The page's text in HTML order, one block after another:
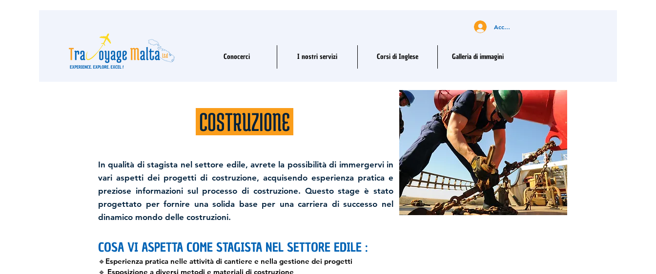
Accedi
Conocerci I nostri servizi Corsi di Inglese Galleria di immagini
COSTRUZIONE
In qualità di stagista nel settore edile, avrete la possibilità di immergervi in
vari aspetti dei progetti di costruzione, acquisendo esperienza pratica e
preziose informazioni sul processo di costruzione. Questo stage è stato
progettato per fornire una solida base per una carriera di successo nel
dinamico mondo delle costruzioni.
COSA VI ASPETTA COME STAGISTA NEL SETTORE EDILE :
🔹Esperienza pratica nelle attività di cantiere e nella gestione dei progetti
🔹 Esposizione a diversi metodi e materiali di costruzione